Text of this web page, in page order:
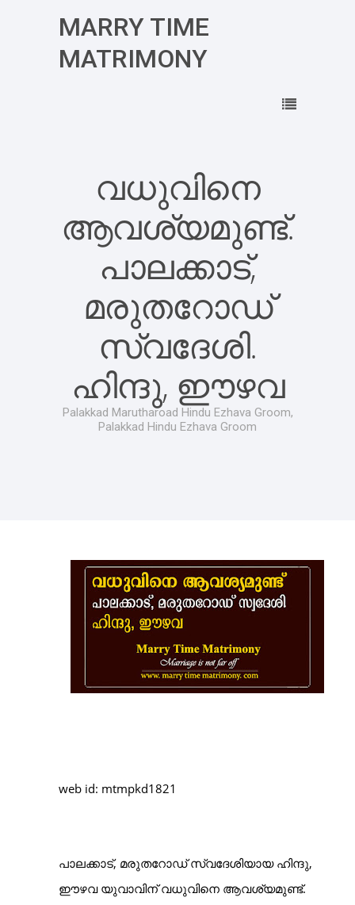
MARRY TIME
MATRIMONY
വധുവിനെ
ആവശ്യമുണ്ട്.
പാ‍ലക്കാട്,
മരുതറോഡ്
സ്വദേശി.
ഹിന്ദു, ഈഴവ
Palakkad Marutharoad Hindu Ezhava Groom,
Palakkad Hindu Ezhava Groom
web id: mtmpkd1821
പാ‍ലക്കാട്, മരുതറോഡ് സ്വദേശിയാ‍യ ഹിന്ദു,
ഈഴവ യുവാവിന്വധുവിനെ ആവശ്യമുണ്ട്.